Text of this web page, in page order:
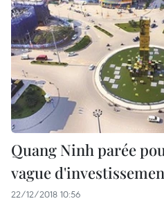
Quang Ninh parée
vague
22/12/2018 10:56